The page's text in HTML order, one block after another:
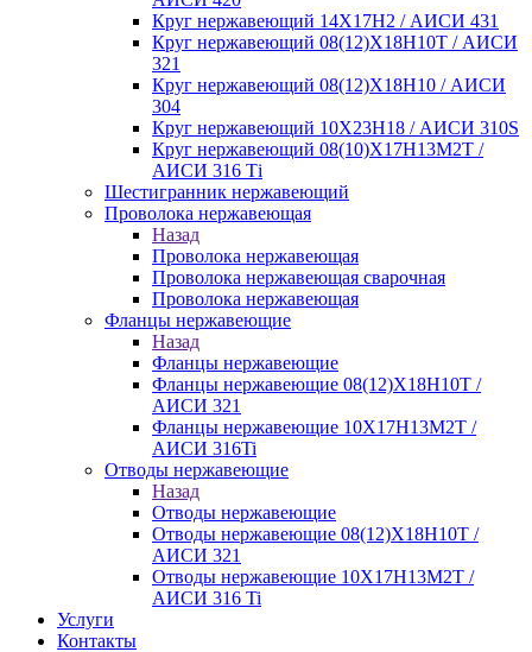
Круг нержавеющий 14Х17Н2 / АИСИ 431
Круг нержавеющий 08(12)Х18Н10Т / АИСИ
321
Круг нержавеющий 08(12)Х18Н10 / АИСИ
304
Круг нержавеющий 10Х23Н18 / АИСИ 310S
Круг нержавеющий 08(10)Х17Н13М2Т /
АИСИ 316 Тi
Шестигранник нержавеющий
Проволока нержавеющая
Назад
Проволока нержавеющая
Проволока нержавеющая сварочная
Проволока нержавеющая
Фланцы нержавеющие
Назад
Фланцы нержавеющие
Фланцы нержавеющие 08(12)Х18Н10Т /
АИСИ 321
Фланцы нержавеющие 10Х17Н13М2Т /
АИСИ 316Ti
Отводы нержавеющие
Назад
Отводы нержавеющие
Отводы нержавеющие 08(12)Х18Н10Т /
АИСИ 321
Отводы нержавеющие 10Х17Н13М2Т /
АИСИ 316 Ti
Услуги
Контакты